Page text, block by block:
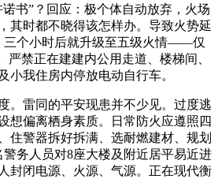
书”？回应：极个体自动放弃，火场
其时都不晓得该怎样办。导致火势延
三个小时后就升级至五级火情——仅
严禁正在建建内公用走道、楼梯间、
小我住房内停放电动自行车。
雷同的平安现患并不少见。过度逃
想偏离栖身素质。日常防火应遵照四
住警器拆好拆满、选耐燃建材、规划
务人员对8座大楼及附近居平易近进
封闭电源、火源、气源。正在现代衡